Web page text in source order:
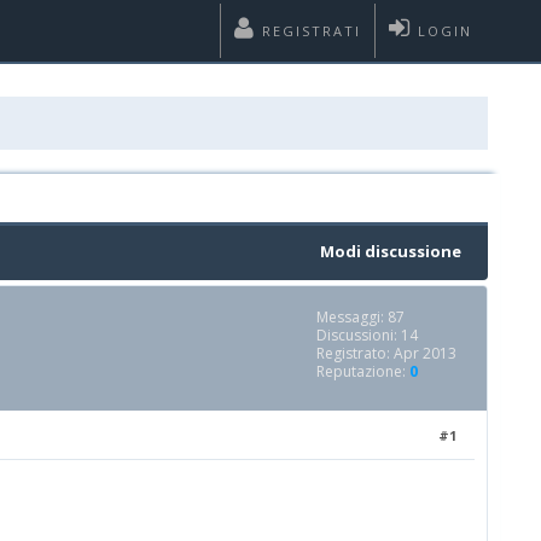
LOGIN
REGISTRATI
Modi discussione
Messaggi: 87
Discussioni: 14
Registrato: Apr 2013
Reputazione: 0
#1